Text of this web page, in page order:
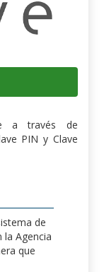
a través de
PIN y Clave
de
Agencia
que